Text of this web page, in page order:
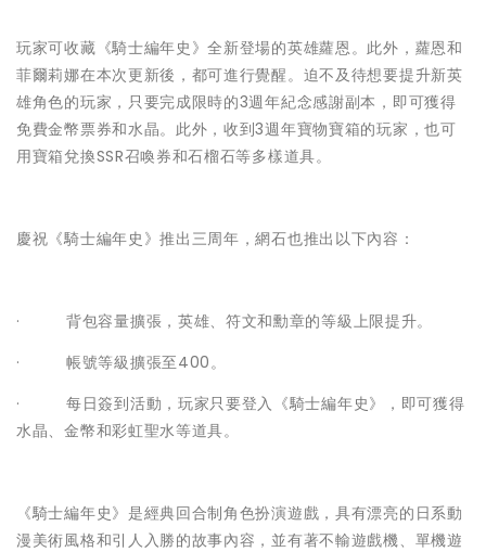
玩家可收藏《騎士編年史》全新登場的英雄蘿恩。此外，蘿恩和
菲爾莉娜在本次更新後，都可進行覺醒。迫不及待想要提升新英
雄角色的玩家，只要完成限時的3週年紀念感謝副本，即可獲得
免費金幣票券和水晶。此外，收到3週年寶物寶箱的玩家，也可
用寶箱兌換SSR召喚券和石榴石等多樣道具。
慶祝《騎士編年史》推出三周年，網石也推出以下內容：
· 背包容量擴張，英雄、符文和勳章的等級上限提升。
· 帳號等級擴張至400。
· 每日簽到活動，玩家只要登入《騎士編年史》，即可獲得
水晶、金幣和彩虹聖水等道具。
《騎士編年史》是經典回合制角色扮演遊戲，具有漂亮的日系動
漫美術風格和引人入勝的故事內容，並有著不輸遊戲機、單機遊